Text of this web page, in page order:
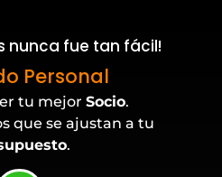
nunca fue tan fácil!
Personal
tu mejor Socio.
que se ajustan a tu
.